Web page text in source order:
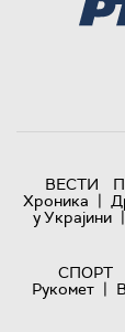
ВЕСТИ
Хроника |
у Украјини |
СПОРТ
Рукомет |